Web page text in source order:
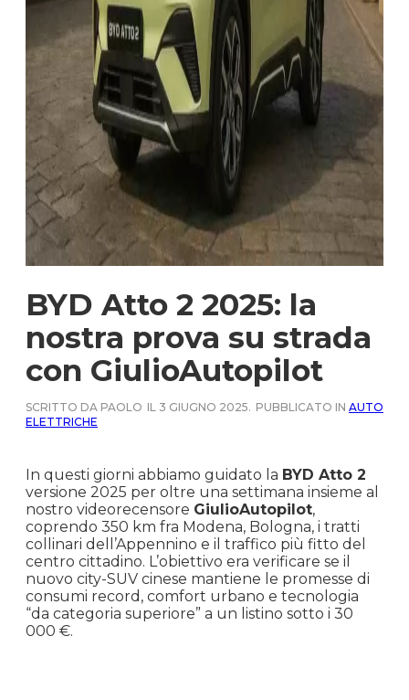
BYD Atto 2 2025: la
nostra prova su strada
con GiulioAutopilot
SCRITTO DA PAOLO IL 3 GIUGNO 2025. PUBBLICATO IN AUTO
ELETTRICHE
In questi giorni abbiamo guidato la BYD Atto 2
versione 2025 per oltre una settimana insieme al
nostro videorecensore GiulioAutopilot,
coprendo 350 km fra Modena, Bologna, i tratti
collinari dell’Appennino e il traffico più fitto del
centro cittadino. L’obiettivo era verificare se il
nuovo city-SUV cinese mantiene le promesse di
consumi record, comfort urbano e tecnologia
“da categoria superiore” a un listino sotto i 30
000 €.